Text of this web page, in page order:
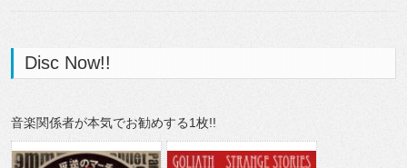
Disc Now!!
音楽関係者が本気でお勧めする1枚!!